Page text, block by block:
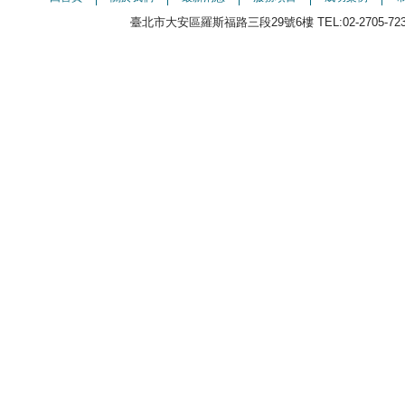
臺北市大安區羅斯福路三段29號6樓 TEL:02-2705-